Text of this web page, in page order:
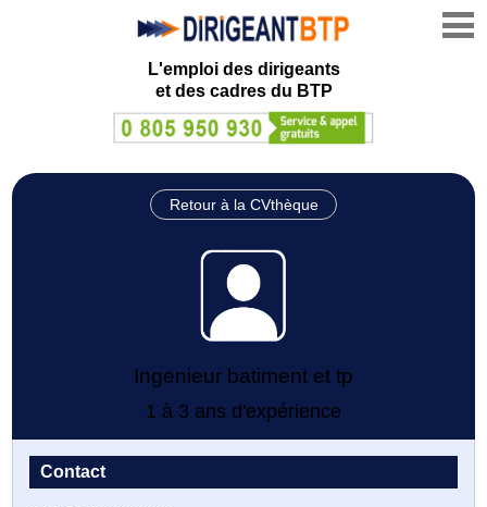
L'emploi des dirigeants
et des cadres du BTP
Retour à la CVthèque
Ingenieur batiment et tp
1 à 3 ans d'expérience
Contact